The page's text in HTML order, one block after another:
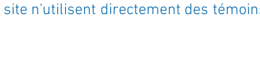
n'utilisent directement des